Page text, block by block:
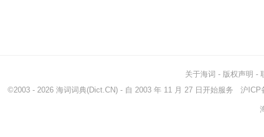
关于海词 - 版权声明 -
©2003 - 2026 海词词典(Dict.CN) - 自 2003 年 11 月 27 日开始服务 沪ICP